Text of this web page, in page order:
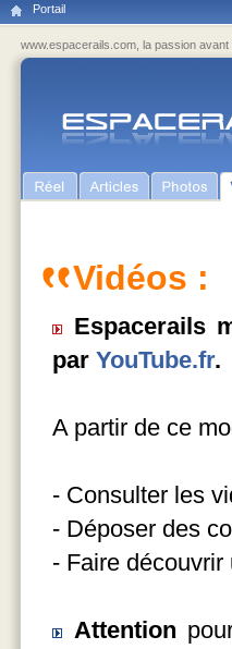
Portail
www.espacerails.com, la passion avant
Vidéos :
Espacerails
par YouTube.fr.
A partir de ce
- Consulter les
- Déposer des
- Faire
Attention